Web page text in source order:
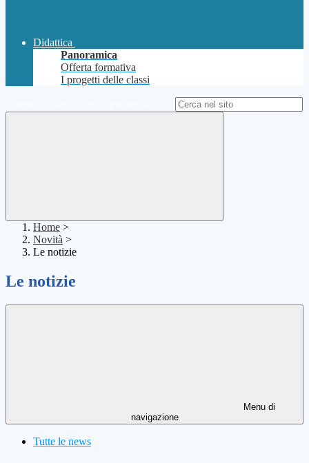
Didattica
Panoramica
Offerta formativa
I progetti delle classi
Home >
Novità >
Le notizie
Le notizie
Menu di
navigazione
Tutte le news